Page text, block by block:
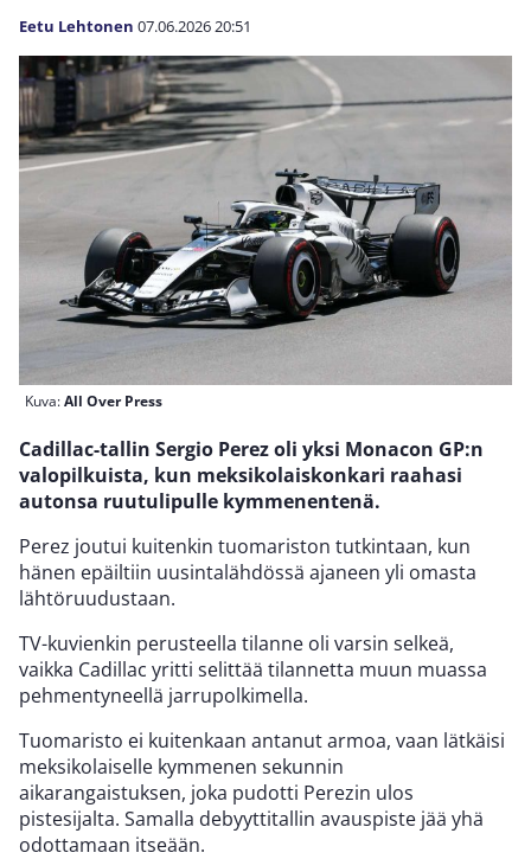
Eetu Lehtonen 07.06.202620:51
Kuva:All Over Press
Cadillac-tallin Sergio Perez oli yksi Monacon GP:n
valopilkuista, kun meksikolaiskonkari raahasi
autonsa ruutulipulle kymmenentenä.
Perez joutui kuitenkin tuomariston tutkintaan, kun
hänen epäiltiin uusintalähdössä ajaneen yli omasta
lähtöruudustaan.
TV-kuvienkin perusteella tilanne oli varsin selkeä,
vaikka Cadillac yritti selittää tilannetta muun muassa
pehmentyneellä jarrupolkimella.
Tuomaristo ei kuitenkaan antanut armoa, vaan lätkäisi
meksikolaiselle kymmenen sekunnin
aikarangaistuksen, joka pudotti Perezin ulos
pistesijalta. Samalla debyyttitallin avauspiste jää yhä
odottamaan itseään.